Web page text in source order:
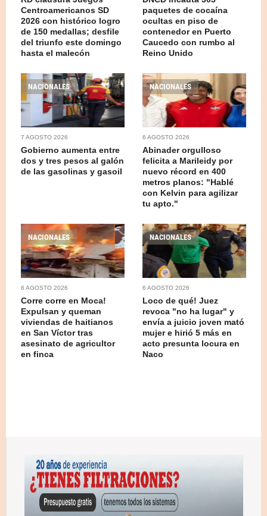
Centroamericanos SD
2026 con histórico logro
de 150 medallas; desfile
del triunfo este domingo
hasta el malecón
paquetes de cocaína
ocultas en piso de
contenedor en Puerto
Caucedo con rumbo al
Reino Unido
NACIONALES
7 AGOSTO 2026
Gobierno aumenta entre
dos y tres pesos al galón
de las gasolinas y gasoil
NACIONALES
6 AGOSTO 2026
Abinader orgulloso
felicita a Marileidy por
nuevo récord en 400
metros planos: "Hablé
con Kelvin para agilizar
tu apto."
NACIONALES
6 AGOSTO 2026
Corre corre en Moca!
Expulsan y queman
viviendas de haitianos
en San Víctor tras
asesinato de agricultor
en finca
NACIONALES
6 AGOSTO 2026
Loco de qué! Juez
revoca "no ha lugar" y
envía a juicio joven mató
mujer e hirió 5 más en
acto presunta locura en
Naco